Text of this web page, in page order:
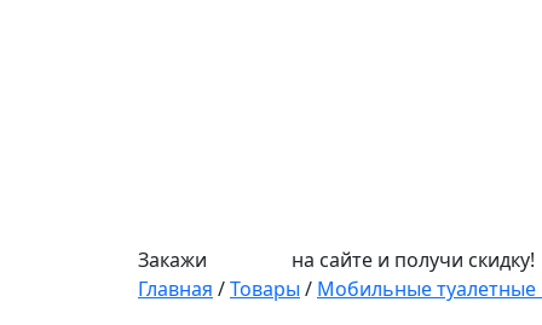
Закажи
на сайте и получи скидку!
Главная /Товары / Мобильные туалетные